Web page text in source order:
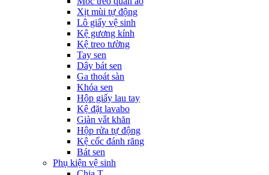
Xịt mùi tự động
Lô giấy vệ sinh
Kệ gương kính
Kệ treo tường
Tay sen
Dây bát sen
Ga thoát sàn
Khóa sen
Hộp giấy lau tay
Kệ đặt lavabo
Giàn vắt khăn
Hộp rửa tự động
Kệ cốc đánh răng
Bát sen
Phụ kiện vệ sinh